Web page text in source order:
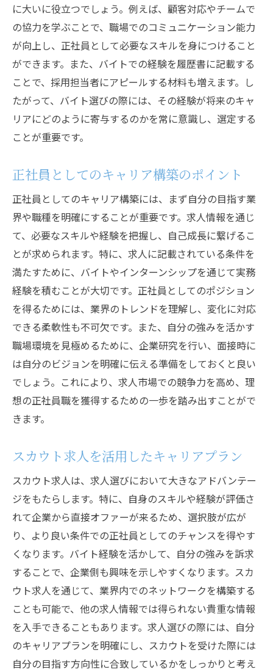
に大いに役立つでしょう。例えば、顧客対応やチームで
の協力を学ぶことで、職場でのコミュニケーション能力
が向上し、正社員として必要なスキルを身につけること
ができます。また、バイトでの経験を履歴書に記載する
ことで、採用担当者にアピールする材料も増えます。し
たがって、バイト選びの際には、その経験が将来のキャ
リアにどのように寄与するのかを常に意識し、選定する
ことが重要です。
正社員としてのキャリア構築のポイント
正社員としてのキャリア構築には、まず自分の目指す業
界や職種を明確にすることが重要です。求人情報を通じ
て、必要なスキルや経験を把握し、自己成長に繋げるこ
とが求められます。特に、求人に記載されている条件を
満たすために、バイトやインターンシップを通じて実務
経験を積むことが大切です。正社員としてのポジション
を得るためには、業界のトレンドを理解し、変化に対応
できる柔軟性も不可欠です。また、自分の強みを活かす
職場環境を見極めるために、企業研究を行い、面接時に
は自分のビジョンを明確に伝える準備をしておくと良い
でしょう。これにより、求人市場での競争力を高め、理
想の正社員職を獲得するための一歩を踏み出すことがで
きます。
スカウト求人を活用したキャリアプラン
スカウト求人は、求人選びにおいて大きなアドバンテー
ジをもたらします。特に、自身のスキルや経験が評価さ
れて企業から直接オファーが来るため、選択肢が広が
り、より良い条件での正社員としてのチャンスを得やす
くなります。バイト経験を活かして、自分の強みを訴求
することで、企業側も興味を示しやすくなります。スカ
ウト求人を通じて、業界内でのネットワークを構築する
ことも可能で、他の求人情報では得られない貴重な情報
を入手できることもあります。求人選びの際には、自分
のキャリアプランを明確にし、スカウトを受けた際には
自分の目指す方向性に合致しているかをしっかりと考え